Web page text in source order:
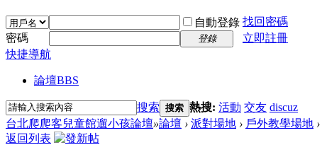
自動登錄 找回密碼
密碼
登錄
立即註冊
快捷導航
論壇BBS
搜索 搜索 熱搜: 活動 交友 discuz
台北爬爬客兒童館遛小孩論壇»論壇 › 派對場地 › 戶外教學場地 ›
返回列表